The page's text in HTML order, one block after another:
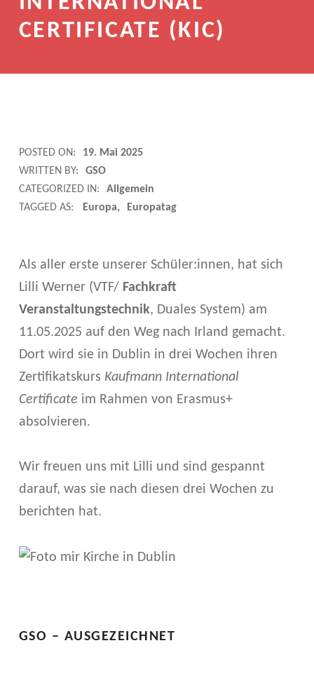
CERTIFICATE (KIC)
I
R
L
N
D
C
A
L
L
N
G
–
K
F
POSTED ON:
19. Mai 2025
WRITTEN BY:
GSO
CATEGORIZED IN:
Allgemein
TAGGED AS:
Europa Europatag
Als aller erste unserer Schüler:innen, hat sich
Lilli Werner (VTF/ Fachkraft
Veranstaltungstechnik, Duales System) am
11.05.2025 auf den Weg nach Irland gemacht.
Dort wird sie in Dublin in drei Wochen ihren
Zertifikatskurs Kaufmann International
Certificate im Rahmen von Erasmus+
absolvieren.
Wir freuen uns mit Lilli und sind gespannt
darauf, was sie nach diesen drei Wochen zu
berichten hat.
GSO – AUSGEZEICHNET